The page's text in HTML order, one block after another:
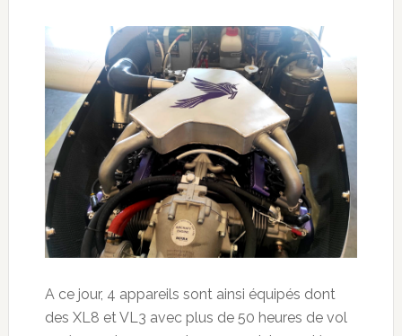
A ce jour, 4 appareils sont ainsi équipés dont
des XL8 et VL3 avec plus de 50 heures de vol